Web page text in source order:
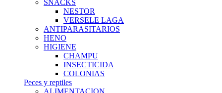
SNACKS
NESTOR
VERSELE LAGA
ANTIPARASITARIOS
HENO
HIGIENE
CHAMPU
INSECTICIDA
COLONIAS
Peces y reptiles
ALIMENTACION